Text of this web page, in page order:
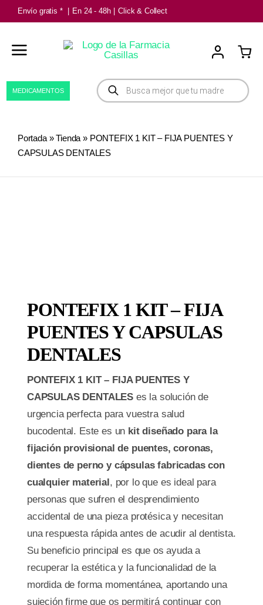
Saltar
al
contenido
Envío gratis * En 24 - 48h Click & Collect
Búsqueda
de
productos
MEDICAMENTOS
Portada»Tienda » PONTEFIX 1 KIT – FIJA PUENTES Y
CAPSULAS DENTALES
PONTEFIX 1 KIT – FIJA
PUENTES Y CAPSULAS
DENTALES
PONTEFIX 1 KIT – FIJA PUENTES Y
CAPSULAS DENTALES es la solución de
urgencia perfecta para vuestra salud
bucodental. Este es un kit diseñado para la
fijación provisional de puentes, coronas,
dientes de perno y cápsulas fabricadas con
cualquier material, por lo que es ideal para
personas que sufren el desprendimiento
accidental de una pieza protésica y necesitan
una respuesta rápida antes de acudir al dentista.
Su beneficio principal es que os ayuda a
recuperar la estética y la funcionalidad de la
mordida de forma momentánea, aportando una
sujeción firme que os permitirá continuar con